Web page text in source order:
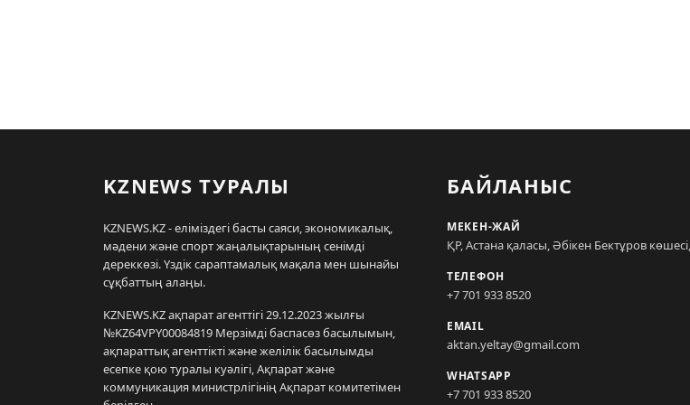
KZNEWS ТУРАЛЫ
KZNEWS.KZ - еліміздегі басты саяси, экономикалық,
мәдени және спорт жаңалықтарының сенімді
дереккөзі. Үздік сараптамалық мақала мен шынайы
сұқбаттың алаңы.
KZNEWS.KZ ақпарат агенттігі 29.12.2023 жылғы
№KZ64VPY00084819 Мерзімді баспасөз басылымын,
ақпараттық агенттікті және желілік басылымды
есепке қою туралы куәлігі, Ақпарат және
коммуникация министрлігінің Ақпарат комитетімен
БАЙЛАНЫС
МЕКЕН-ЖАЙ
ҚР, Астана қаласы, Әбікен Бектұров
ТЕЛЕФОН
+7 701 933 8520
EMAIL
aktan.yeltay@gmail.com
WHATSAPP
+7 701 933 8520